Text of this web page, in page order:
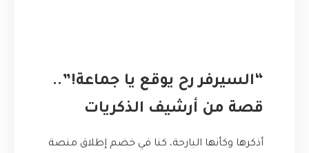
“السيرفر رح يوقع يا جماعة!”..
قصة من أرشيف الذكريات
أذكرها وكأنها البارحة، كنا في خضم إطلاق منصة